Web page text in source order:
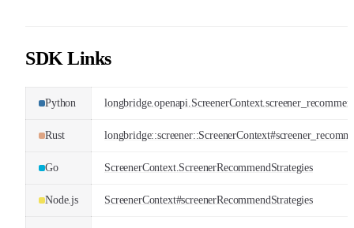
SDK Links
Python
Rust
Go ScreenerContext.ScreenerRecommendStrategies
Node.js ScreenerContext#screenerRecommendStrategies